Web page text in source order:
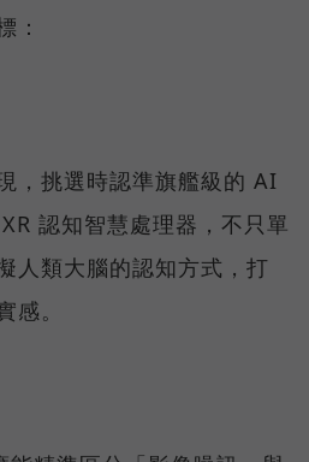
：
，挑選時認準旗艦級的 AI
認知智慧處理器，不只單
人類大腦的認知方式，打
感。